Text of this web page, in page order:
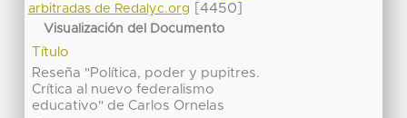
arbitradas de Redalyc.org
[4450]
Visualización del Documento
Título
Reseña "Política, poder y pupitres.
Crítica al nuevo federalismo
educativo" de Carlos Ornelas